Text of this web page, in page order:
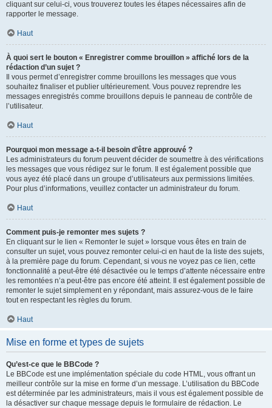
cliquant sur celui-ci, vous trouverez toutes les étapes nécessaires afin de
rapporter le message.
Haut
À quoi sert le bouton « Enregistrer comme brouillon » affiché lors de la
rédaction d’un sujet ?
Il vous permet d’enregistrer comme brouillons les messages que vous
souhaitez finaliser et publier ultérieurement. Vous pouvez reprendre les
messages enregistrés comme brouillons depuis le panneau de contrôle de
l’utilisateur.
Haut
Pourquoi mon message a-t-il besoin d’être approuvé ?
Les administrateurs du forum peuvent décider de soumettre à des vérifications
les messages que vous rédigez sur le forum. Il est également possible que
vous ayez été placé dans un groupe d’utilisateurs aux permissions limitées.
Pour plus d’informations, veuillez contacter un administrateur du forum.
Haut
Comment puis-je remonter mes sujets ?
En cliquant sur le lien « Remonter le sujet » lorsque vous êtes en train de
consulter un sujet, vous pouvez remonter celui-ci en haut de la liste des sujets,
à la première page du forum. Cependant, si vous ne voyez pas ce lien, cette
fonctionnalité a peut-être été désactivée ou le temps d’attente nécessaire entre
les remontées n’a peut-être pas encore été atteint. Il est également possible de
remonter le sujet simplement en y répondant, mais assurez-vous de le faire
tout en respectant les règles du forum.
Haut
Mise en forme et types de sujets
Qu’est-ce que le BBCode ?
Le BBCode est une implémentation spéciale du code HTML, vous offrant un
meilleur contrôle sur la mise en forme d’un message. L’utilisation du BBCode
est déterminée par les administrateurs, mais il vous est également possible de
la désactiver sur chaque message depuis le formulaire de rédaction. Le